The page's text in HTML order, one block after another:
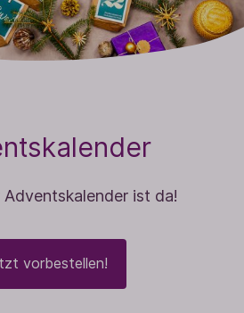
Adventskalender ist da!
vorbestellen!